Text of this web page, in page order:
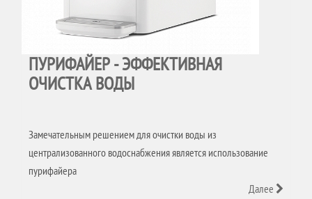
ПУРИФАЙЕР - ЭФФЕКТИВНАЯ
ОЧИСТКА ВОДЫ
Замечательным решением для очистки воды из
централизованного водоснабжения является использование
пурифайера
Далее